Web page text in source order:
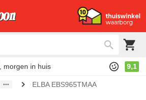
morgen in huis 9,1
ELBA EBS965TMAA